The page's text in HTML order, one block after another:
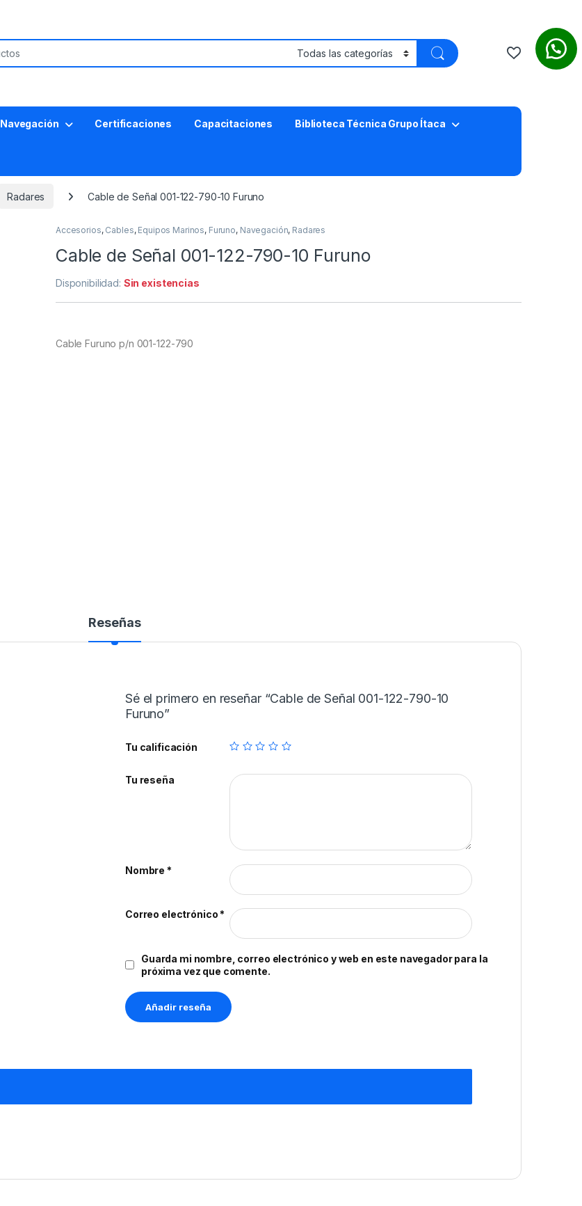
Navegación Certificaciones Capacitaciones Biblioteca Técnica Grupo Ítaca
Radares Cable de Señal 001-122-790-10 Furuno
Accesorios, Cables, Equipos Marinos, Furuno, Navegación, Radares
Cable de Señal 001-122-790-10 Furuno
Disponibilidad: Sin existencias
Cable Furuno p/n 001-122-790
Reseñas
Sé el primero en reseñar “Cable de Señal 001-122-790-10
Furuno”
Tu calificación
Tu reseña
Nombre*
Correo electrónico*
Guarda mi nombre, correo electrónico y web en este navegador para la
próxima vez que comente.